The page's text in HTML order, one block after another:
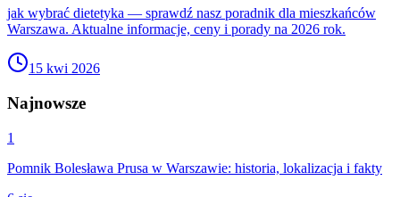
jak wybrać dietetyka — sprawdź nasz poradnik dla mieszkańców
Warszawa. Aktualne informacje, ceny i porady na 2026 rok.
15 kwi 2026
Najnowsze
1
Pomnik Bolesława Prusa w Warszawie: historia, lokalizacja i fakty